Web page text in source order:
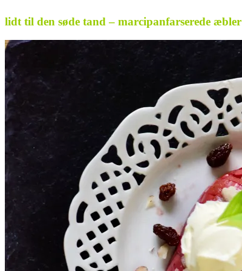
lidt til den søde tand – marcipanfarserede æbler